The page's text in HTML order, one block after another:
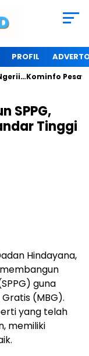
PROFIL
SPPG,
Tinggi
Hindayana,
guna
(MBG).
yang telah
memiliki